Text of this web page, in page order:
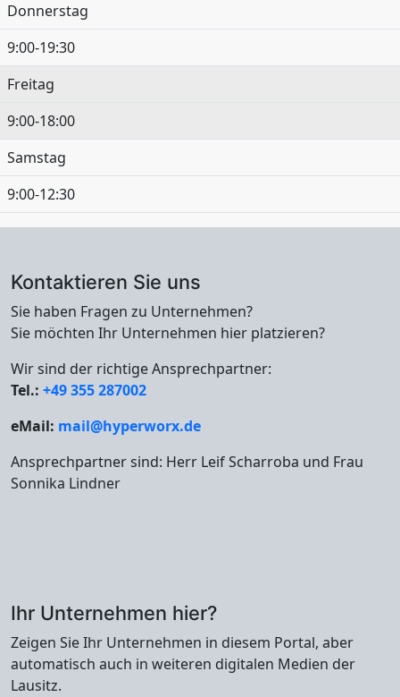
Donnerstag
9:00-19:30
Freitag
9:00-18:00
Samstag
9:00-12:30
Kontaktieren Sie uns
Sie haben Fragen zu Unternehmen?
Sie möchten Ihr Unternehmen hier platzieren?
Wir sind der richtige Ansprechpartner:
Tel.: +49 355 287002
eMail: mail@hyperworx.de
Ansprechpartner sind: Herr Leif Scharroba und Frau
Sonnika Lindner
Ihr Unternehmen hier?
Zeigen Sie Ihr Unternehmen in diesem Portal, aber
automatisch auch in weiteren digitalen Medien der
Lausitz.